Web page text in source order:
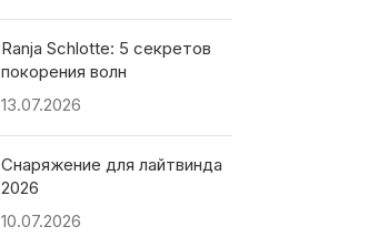
Ranja Schlotte: 5 секретов
покорения волн
13.07.2026
Снаряжение для лайтвинда
2026
10.07.2026